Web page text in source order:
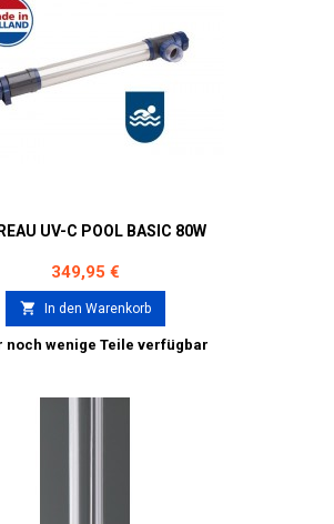
UV-C POOL BASIC 80W
Preis
349,95 €
 In den Warenkorb
noch wenige Teile verfügbar